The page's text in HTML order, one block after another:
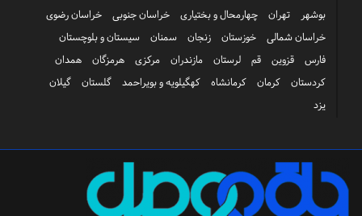
بوشهر
تهران چهارمحال و بختیاری خراسان جنوبی
خراسان رضوی
خراسان شمالی
خوزستان زنجان سمنان
سیستان و بلوچستان
فارس
قزوین قم لرستان مازندران مرکزی هرمزگان
همدان
کردستان
کرمان کرمانشاه کهگیلویه و بویراحمد گلستان
گیلان
یزد